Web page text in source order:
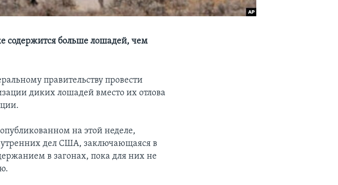
содержится больше лошадей, чем
правительству провести
диких лошадей вместо их отлова
на этой неделе,
дел США, заключающаяся в
в загонах, пока для них не